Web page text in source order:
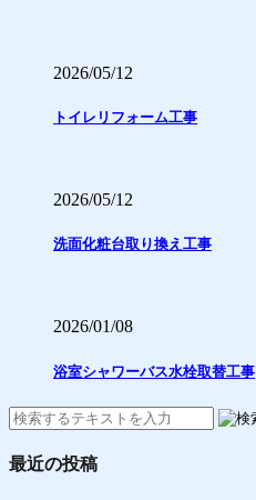
2026/05/12
トイレリフォーム工事
2026/05/12
洗面化粧台取り換え工事
2026/01/08
浴室シャワーバス水栓取替工事
最近の投稿